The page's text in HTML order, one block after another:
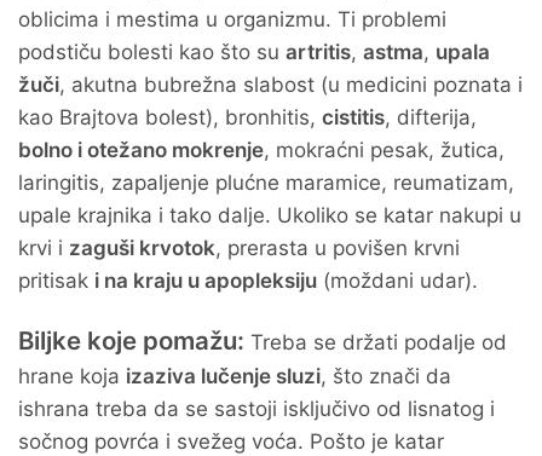
oblicima i mestima u organizmu. Ti problemi
podstiču bolesti kao što su artritis, astma, upala
žuči, akutna bubrežna slabost (u medicini poznata i
kao Brajtova bolest), bronhitis, cistitis, difterija,
bolno i otežano mokrenje, mokraćni pesak, žutica,
laringitis, zapaljenje plućne maramice, reumatizam,
upale krajnika i tako dalje. Ukoliko se katar nakupi u
krvi i zaguši krvotok, prerasta u povišen krvni
pritisak i na kraju u apopleksiju (moždani udar).
Biljke koje pomažu: Treba se držati podalje od
hrane koja izaziva lučenje sluzi, što znači da
ishrana treba da se sastoji isključivo od lisnatog i
sočnog povrća i svežeg voća. Pošto je katar